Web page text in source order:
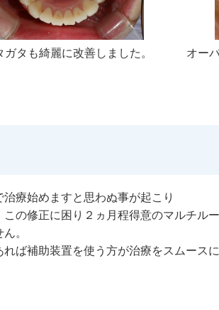
ガタも綺麗に改善しました。 オー
療始めますと思わぬ事が起こり
の修正に困り２ヵ月程得意のマルチル
。
ば補助装置を使う方が治療をスムース